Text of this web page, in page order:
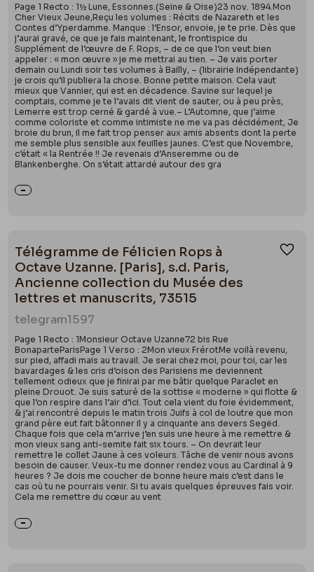
Page 1 Recto : 1½ Lune, Essonnes.(Seine & Oise)23 nov. 1894.Mon
Cher Vieux Jeune,Reçu les volumes : Récits de Nazareth et les
Contes d’Yperdamme. Manque : l’Ensor, envoie, je te prie. Dès que
j’aurai gravé, ce que je fais maintenant, le frontispice du
Supplément de l’œuvre de F. Rops, – de ce que l’on veut bien
appeler : « mon œuvre » je me mettrai au tien. – Je vais porter
demain ou Lundi soir tes volumes à Bailly, – (librairie Indépendante)
je crois qu’il publiera la chose. Bonne petite maison. Cela vaut
mieux que Vannier, qui est en décadence. Savine sur lequel je
comptais, comme je te l’avais dit vient de sauter, ou à peu près,
Lemerre est trop cerné & gardé à vue.– L’Automne, que j’aime
comme coloriste et comme intimiste ne me va pas décidément, Je
broie du brun, il me fait trop penser aux amis absents dont la perte
me semble plus sensible aux feuilles jaunes. C’est que Novembre,
c’était « la Rentrée !! Je revenais d’Anseremme ou de
Blankenberghe. On s’était attardé autour des gra
Télégramme de Félicien Rops à
Octave Uzanne. [Paris], s.d. Paris,
Ancienne collection du Musée des
lettres et manuscrits, 73515
telegram1597
Page 1 Recto : 1Monsieur Octave Uzanne72 bis Rue
BonaparteParisPage 1 Verso : 2Mon vieux FrérotMe voilà revenu,
sur pied, affadi mais au travail. Je serai chez moi, pour toi, car les
bavardages & les cris d’oison des Parisiens me deviennent
tellement odieux que je finirai par me bâtir quelque Paraclet en
pleine Drouot. Je suis saturé de la sottise « moderne » qui flotte &
que l’on respire dans l’air d’ici. Tout cela vient du foie évidemment,
& j’ai rencontré depuis le matin trois Juifs à col de loutre que mon
grand père eut fait bâtonner il y a cinquante ans devers Segëd.
Chaque fois que cela m’arrive j’en suis une heure à me remettre &
mon vieux sang anti-semite fait six tours. – On devrait leur
remettre le collet Jaune à ces voleurs. Tâche de venir nous avons
besoin de causer. Veux-tu me donner rendez vous au Cardinal à 9
heures ? Je dois me coucher de bonne heure mais c’est dans le
cas où tu ne pourrais venir. Si tu avais quelques épreuves fais voir.
Cela me remettre du cœur au vent